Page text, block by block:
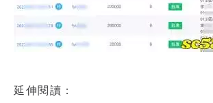
延伸閱讀：